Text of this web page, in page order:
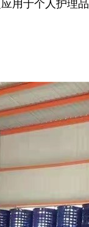
用于个人护理品